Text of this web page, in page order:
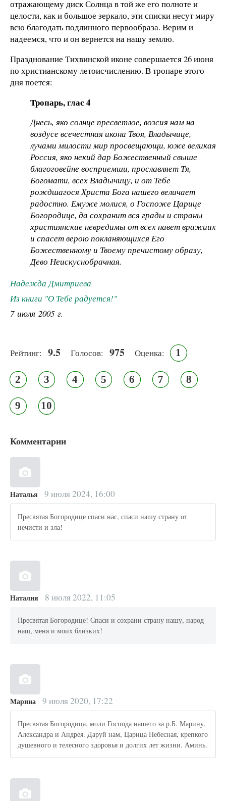
отражающему диск Солнца в той же его полноте и
целости, как и большое зеркало, эти списки несут миру
всю благодать подлинного первообраза. Верим и
надеемся, что и он вернется на нашу землю.
Празднование Тихвинской иконе совершается 26 июня
по христианскому летоисчислению. В тропаре этого
дня поется:
Тропарь, глас 4
Днесь, яко солнце пресветлое, возсия нам на
воздусе всечестная икона Твоя, Владычице,
лучами милости мир просвещающи, юже великая
Россия, яко некий дар Божественный свыше
благоговейне восприемши, прославляет Тя,
Богомати, всех Владычицу, и от Тебе
рождшагося Христа Бога нашего величает
радостно. Емуже молися, о Госпоже Царице
Богородице, да сохранит вся грады и страны
християнские невредимы от всех навет вражиих
и спасет верою покланяющихся Его
Божественному и Твоему пречистому образу,
Дево Неискуснобрачная.
Надежда Дмитриева
Из книги "О Тебе радуется!"
7 июля 2005 г.
Рейтинг: 9.5 Голосов: 975 Оценка: 1
2 3 4 5 6 7 8
9 10
Комментарии
Наталья 9 июля 2024, 16:00
Пресвятая Богородице спаси нас, спаси нашу страну от
нечисти и зла!
Наталия 8 июля 2022, 11:05
Пресвятая Богородице! Спаси и сохрани страну нашу, народ
наш, меня и моих близких!
Марина 9 июля 2020, 17:22
Пресвятая Богородица, моли Господа нашего за р.Б. Марину,
Александра и Андрея. Даруй нам, Царица Небесная, крепкого
душевного и телесного здоровья и долгих лет жизни. Аминь.